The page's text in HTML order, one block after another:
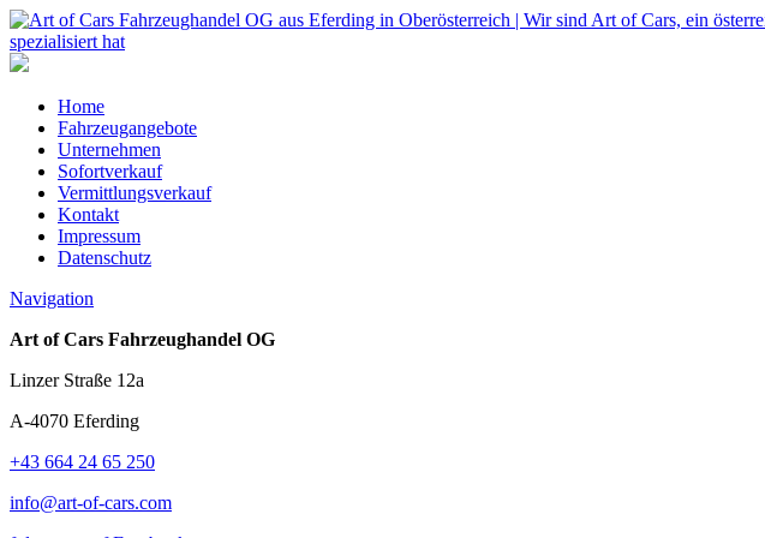
Home
Fahrzeugangebote
Unternehmen
Sofortverkauf
Vermittlungsverkauf
Kontakt
Impressum
Datenschutz
Navigation
Art of Cars Fahrzeughandel OG
Linzer Straße 12a
A-4070 Eferding
+43 664 24 65 250
info@art-of-cars.com